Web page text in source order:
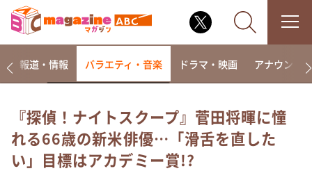
なるみ・岡村の過ぎるTV
相席食堂
報道・情報 バラエティ・音楽 ドラマ・映画 アナウンサー
『探偵！ナイトスクープ』菅田将暉に憧
れる66歳の新米俳優…「滑舌を直した
い」目標はアカデミー賞!?